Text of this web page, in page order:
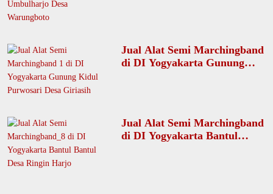
Jual Alat Semi Marchingband
di DI Yogyakarta Gunung
Jual Alat Semi Marchingband
di DI Yogyakarta Bantul